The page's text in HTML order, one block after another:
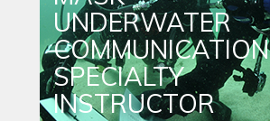
UNDERWATER
COMMUNICATION
SPECIALTY
INSTRUCTOR